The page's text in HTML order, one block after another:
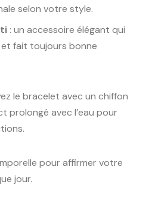
selon votre style.
: un accessoire élégant qui
fait toujours bonne
le bracelet avec un chiffon
prolongé avec l’eau pour
pour affirmer votre
jour.